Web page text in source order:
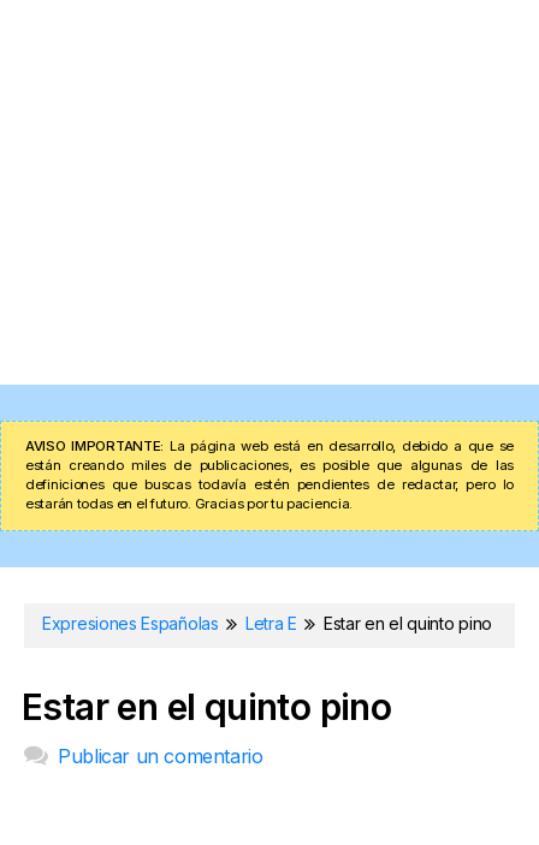
AVISO IMPORTANTE: La página web está en desarrollo, debido a que se
están creando miles de publicaciones, es posible que algunas de las
definiciones que buscas todavía estén pendientes de redactar, pero lo
estarán todas en el futuro. Gracias por tu paciencia.
Expresiones Españolas Letra E Estar en el quinto pino
Estar en el quinto pino
Publicar un comentario